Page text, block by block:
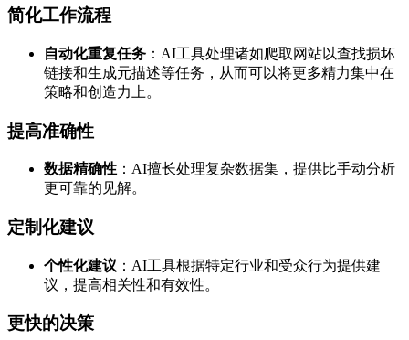
简化工作流程
自动化重复任务 ：AI工具处理诸如爬取网站以查找损坏
链接和生成元描述等任务，从而可以将更多精力集中在
策略和创造力上。
提高准确性
数据精确性 ：AI擅长处理复杂数据集，提供比手动分析
更可靠的见解。
定制化建议
个性化建议 ：AI工具根据特定行业和受众行为提供建
议，提高相关性和有效性。
更快的决策